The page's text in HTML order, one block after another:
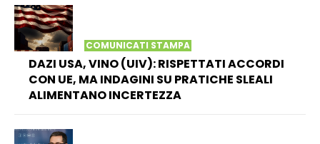
COMUNICATI STAMPA
DAZI USA, VINO (UIV): RISPETTATI ACCORDI
CON UE, MA INDAGINI SU PRATICHE SLEALI
ALIMENTANO INCERTEZZA